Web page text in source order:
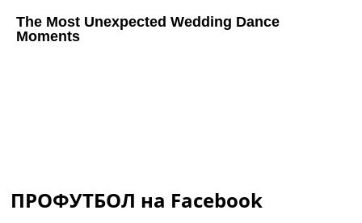
ПРОФУТБОЛ на Facebook